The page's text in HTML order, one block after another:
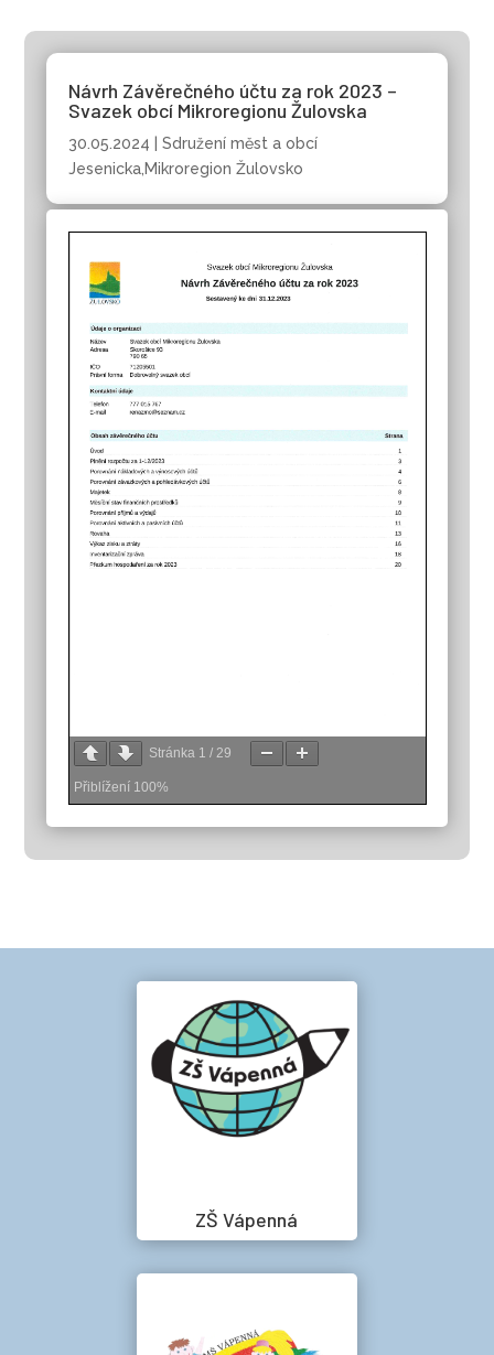
Návrh Závěrečného účtu za rok 2023 –
Svazek obcí Mikroregionu Žulovska
30.05.2024 |Sdružení měst a obcí
Jesenicka,Mikroregion Žulovsko
Stránka 1 /29
Přiblížení 100%
ZŠ Vápenná